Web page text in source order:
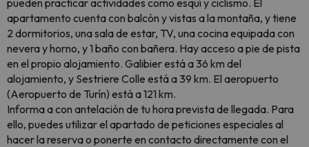
pueden practicar actividades como esquí y ciclismo. El
apartamento cuenta con balcón y vistas a la montaña, y tiene
2 dormitorios, una sala de estar, TV, una cocina equipada con
nevera y horno, y 1 baño con bañera. Hay acceso a pie de pista
en el propio alojamiento. Galibier está a 36 km del
alojamiento, y Sestriere Colle está a 39 km. El aeropuerto
(Aeropuerto de Turín) está a 121 km.
Informa a con antelación de tu hora prevista de llegada. Para
ello, puedes utilizar el apartado de peticiones especiales al
hacer la reserva o ponerte en contacto directamente con el